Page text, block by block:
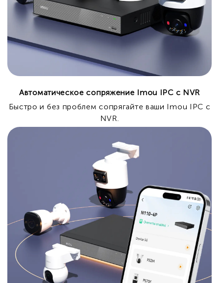
Автоматическое сопряжение Imou IPC с NVR
Быстро и без проблем сопрягайте ваши Imou IPC с
NVR.